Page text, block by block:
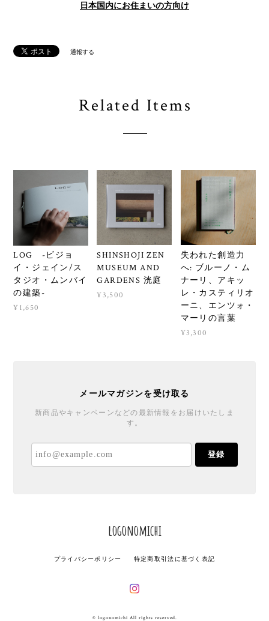
日本国内にお住まいの方向け
通報する
Related Items
LOG -ビジョ
イ・ジェイン/ス
タジオ・ムンバイ
の建築-
¥1,650
SHINSHOJI ZEN
MUSEUM AND
GARDENS 洸庭
¥3,500
失われた創造力
へ: ブルーノ・ム
ナーリ、アキッ
レ・カスティリオ
ーニ、エンツォ・
マーリの言葉
¥3,300
メールマガジンを受け取る
新商品やキャンペーンなどの最新情報をお届けいたしま
す。
登録
logonomichi
プライバシーポリシー 特定商取引法に基づく表記
© logonomichi All rights reserved.